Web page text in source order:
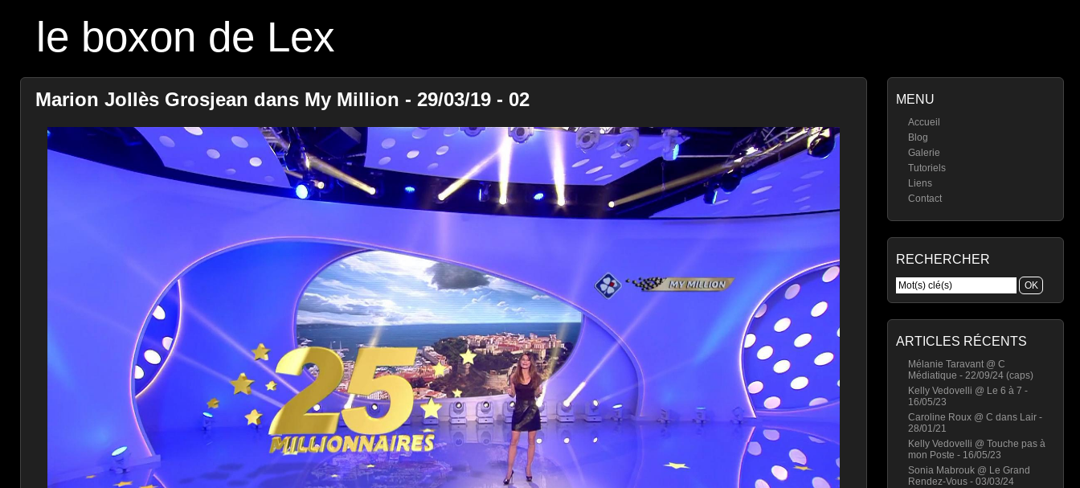
le boxon de Lex
MENU
Accueil
Blog
Galerie
Tutoriels
Liens
Contact
RECHERCHER
ARTICLES RÉCENTS
Mélanie Taravant @ C
Médiatique - 22/09/24 (caps)
Kelly Vedovelli @ Le 6 à 7 -
16/05/23
Caroline Roux @ C dans Lair -
28/01/21
Kelly Vedovelli @ Touche pas à
mon Poste - 16/05/23
Sonia Mabrouk @ Le Grand
Rendez-Vous - 03/03/24
Marion Jollès Grosjean dans My Million - 29/03/19 - 02